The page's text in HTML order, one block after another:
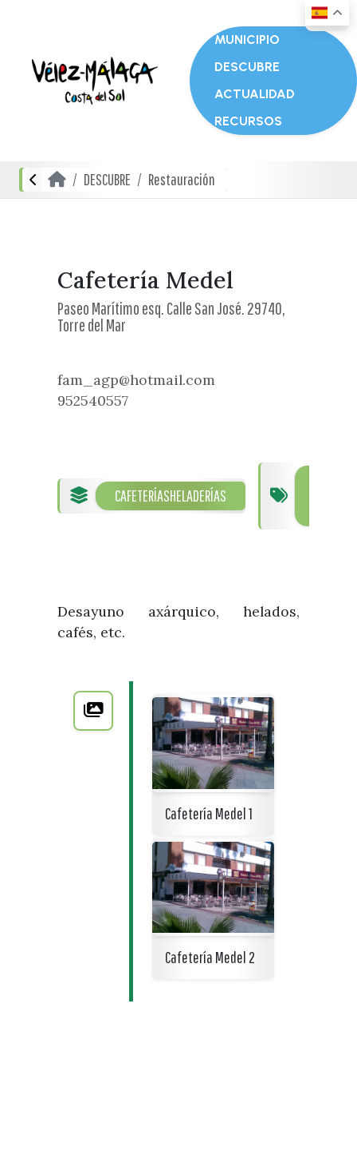
MUNICIPIO
DESCUBRE
ACTUALIDAD
RECURSOS
DESCUBRE Restauración
Cafetería Medel
Paseo Marítimo esq. Calle San José. 29740,
Torre del Mar
fam_agp@hotmail.com
952540557
CAFETERÍASHELADERÍAS
Desayuno axárquico, helados,
cafés, etc.
Cafetería Medel 1
Cafetería Medel 2